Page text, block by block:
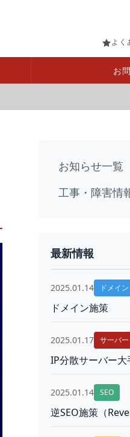
よく
お
お知らせ一覧
工事・障害情
最新情報
2025.01.14 ドメイン
ドメイン施策
2025.01.17 サーバー
IP分散サーバー大
2025.01.14 SEO
逆SEO施策（